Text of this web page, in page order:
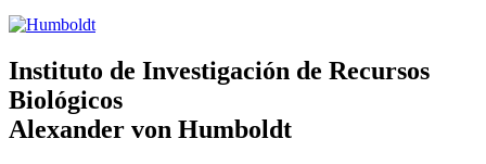
Instituto de Investigación de Recursos
Biológicos
Alexander von Humboldt